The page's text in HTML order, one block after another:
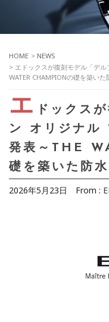
HOME > NEWS
> エドックスが復刻モデル「デ
WATER CHAMPIONの礎を築い
エ
ドックス
ン オリジナル
発表～THE
礎を築いた防
2026年5月23日 From :